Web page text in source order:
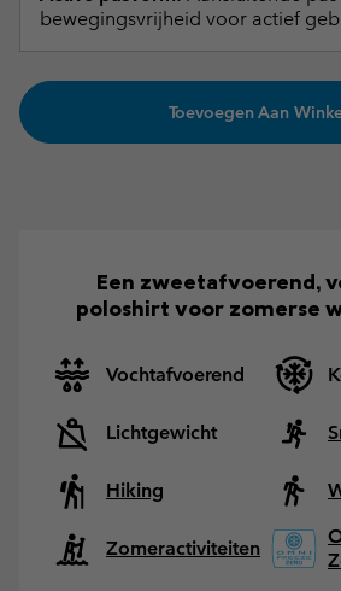
bewegingsvrijheid voor actief
Toevoegen Aan
Een zweetafvoerend,
poloshirt voor zomerse
Vochtafvoerend
Lichtgewicht
Hiking
Zomeractiviteiten